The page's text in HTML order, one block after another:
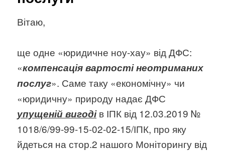
Вітаю,
ще одне «юридичне ноу-хау» від ДФС:
«компенсація вартості неотриманих
послуг». Саме таку «економічну» чи
«юридичну» природу надає ДФС
упущеній вигодів ІПК від 12.03.2019 №
1018/6/99-99-15-02-02-15/ІПК, про яку
йдеться на стор.2 нашого Моніторингу від